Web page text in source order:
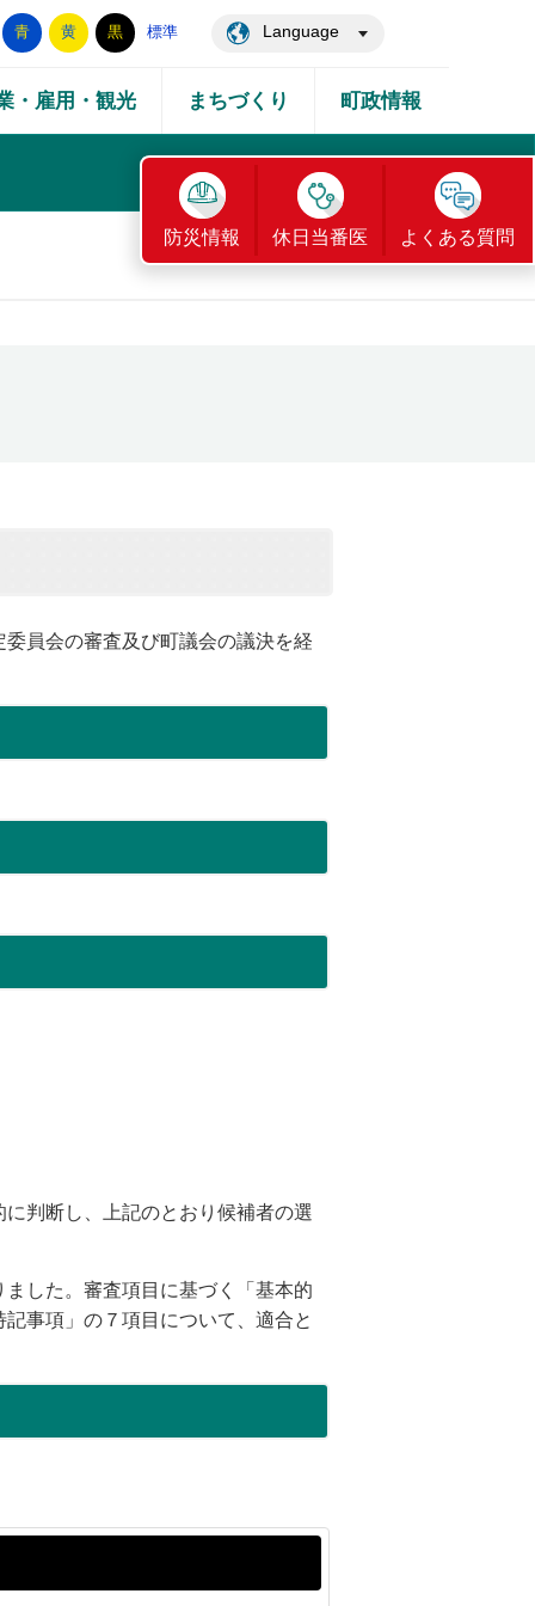
青 黄 黒 標準 Language
・雇用・観光 まちづくり 町政情報
防災情報 休日当番医 よくある質問
員会の審査及び町議会の議決を経
判断し、上記のとおり候補者の選
した。審査項目に基づく「基本的
事項」の７項目について、適合と